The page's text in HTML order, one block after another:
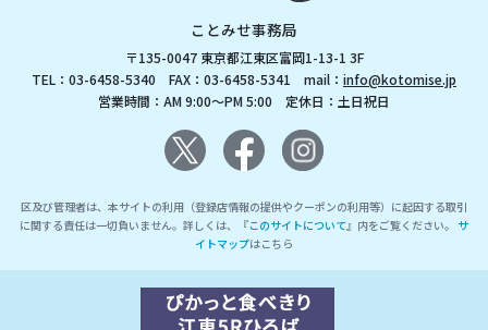
ことみせ事務局
〒135-0047 東京都江東区富岡1-13-1 3F
TEL：03-6458-5340 FAX：03-6458-5341 mail： info@kotomise.jp
営業時間：AM 9:00～PM 5:00 定休日：土日祝日
区及び管理者は、本サイトの利用（登録店情報の提供やクーポンの利用等）に起因する取引
に関する責任は一切負いません。詳しくは、『このサイトについて』内をご覧ください。 サ
イトマップはこちら